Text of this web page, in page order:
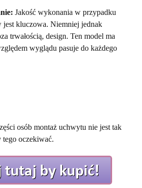
Jakość wykonania w przypadku
jest kluczowa. Niemniej jednak
trwałością, design. Ten model ma
wyglądu pasuje do każdego
osób montaż uchwytu nie jest tak
tego oczekiwać.